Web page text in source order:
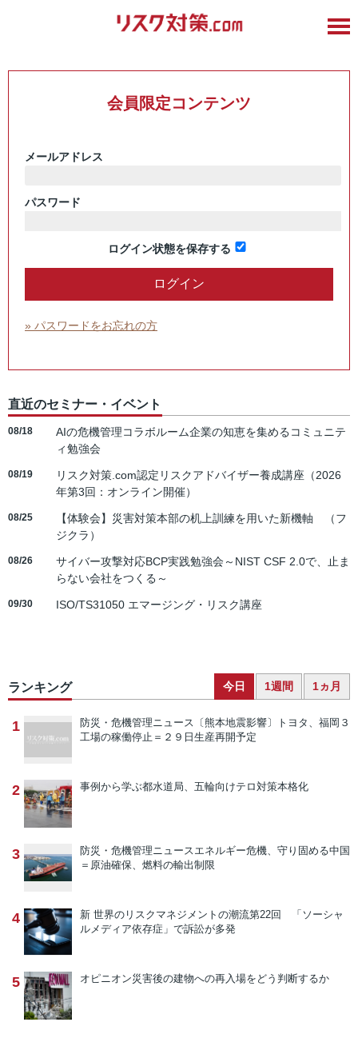
会員限定コンテンツ
メールアドレス
パスワード
ログイン状態を保存する
» パスワードをお忘れの方
直近のセミナー・イベント
08/18
AIの危機管理コラボルーム企業の知恵を集めるコミュニテ
ィ勉強会
08/19
リスク対策.com認定リスクアドバイザー養成講座（2026
年第3回：オンライン開催）
08/25
【体験会】災害対策本部の机上訓練を用いた新機軸 （フ
ジクラ）
08/26
サイバー攻撃対応BCP実践勉強会～NIST CSF 2.0で、止ま
らない会社をつくる～
09/30 ISO/TS31050 エマージング・リスク講座
ランキング 今日 1週間 1ヵ月
1 防災・危機管理ニュース 〔熊本地震影響〕トヨタ、福岡３
工場の稼働停止＝２９日生産再開予定
2 事例から学ぶ都水道局、五輪向けテロ対策本格化
3 防災・危機管理ニュースエネルギー危機、守り固める中国
＝原油確保、燃料の輸出制限
4 新 世界のリスクマネジメントの潮流第22回 「ソーシャ
ルメディア依存症」で訴訟が多発
5 オピニオン災害後の建物への再入場をどう判断するか